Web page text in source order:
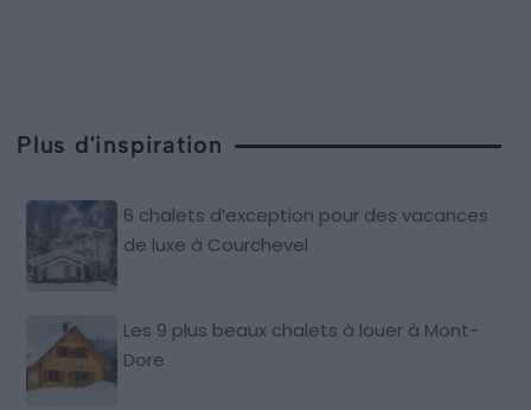
Plus d'inspiration
6 chalets d’exception pour des vacances
de luxe à Courchevel
Les 9 plus beaux chalets à louer à Mont-
Dore